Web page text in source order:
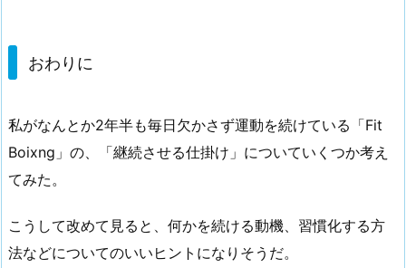
おわりに
私がなんとか2年半も毎日欠かさず運動を続けている「Fit
Boixng」の、「継続させる仕掛け」についていくつか考え
てみた。
こうして改めて見ると、何かを続ける動機、習慣化する方
法などについてのいいヒントになりそうだ。